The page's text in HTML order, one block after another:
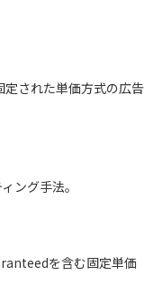
定された単価方式の広告
ング手法。
を含む固定単価